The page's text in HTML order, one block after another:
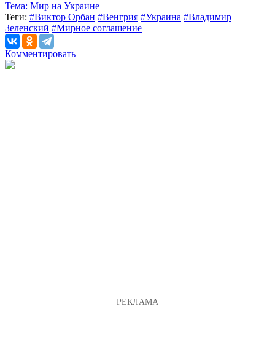
Тема: Мир на Украине
Теги: #Виктор Орбан #Венгрия #Украина #Владимир
Зеленский #Мирное соглашение
Комментировать